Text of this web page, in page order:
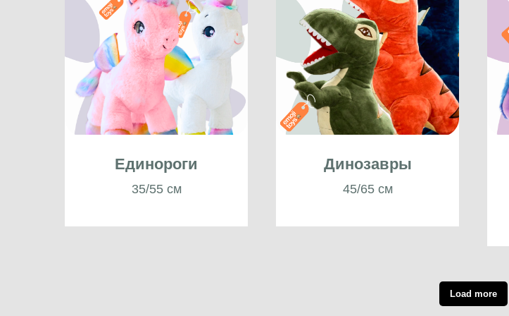
Единороги
35/55 см
Динозавры
45/65 см
Load more